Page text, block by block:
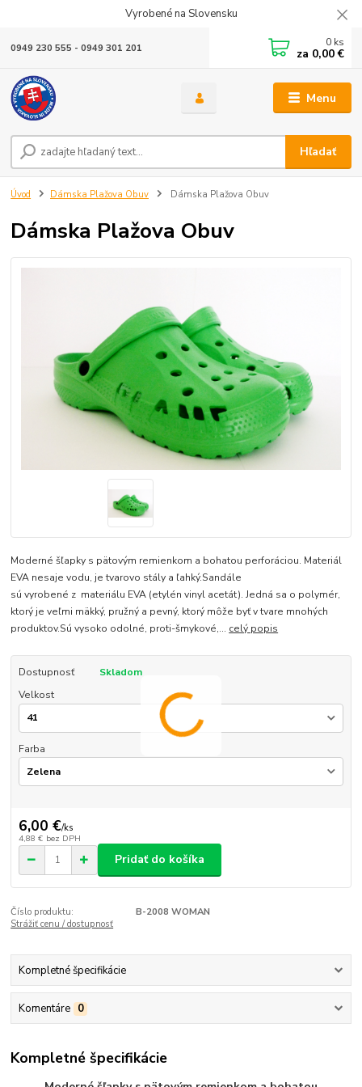
Vyrobené na Slovensku
Menu
Hľadať
0949 230 555 - 0949 301 201 0 ks
za 0,00 €
Úvod Dámska Plažova Obuv Dámska Plažova Obuv
Dámska Plažova Obuv
Moderné šľapky s pätovým remienkom a bohatou perforáciou. Materiál
EVA nesaje vodu, je tvarovo stály a ľahký.Sandále
sú vyrobené z materiálu EVA (etylén vinyl acetát). Jedná sa o polymér,
ktorý je veľmi mäkký, pružný a pevný, ktorý môže byť v tvare mnohých
produktov.Sú vysoko odolné, proti-šmykové,... celý popis
Dostupnosť
Skladom
Velkost
Farba
6,00 €/ks
4,88 € bez DPH
Pridať do košíka
Číslo produktu:
B-2008 WOMAN
Strážiť cenu / dostupnosť
Kompletné špecifikácie
Komentáre 0
Kompletné špecifikácie